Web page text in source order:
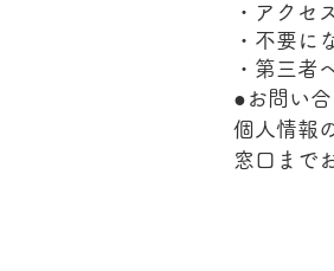
・アクセ
・不要に
・第三者
●お問い
個人情報
窓口まで